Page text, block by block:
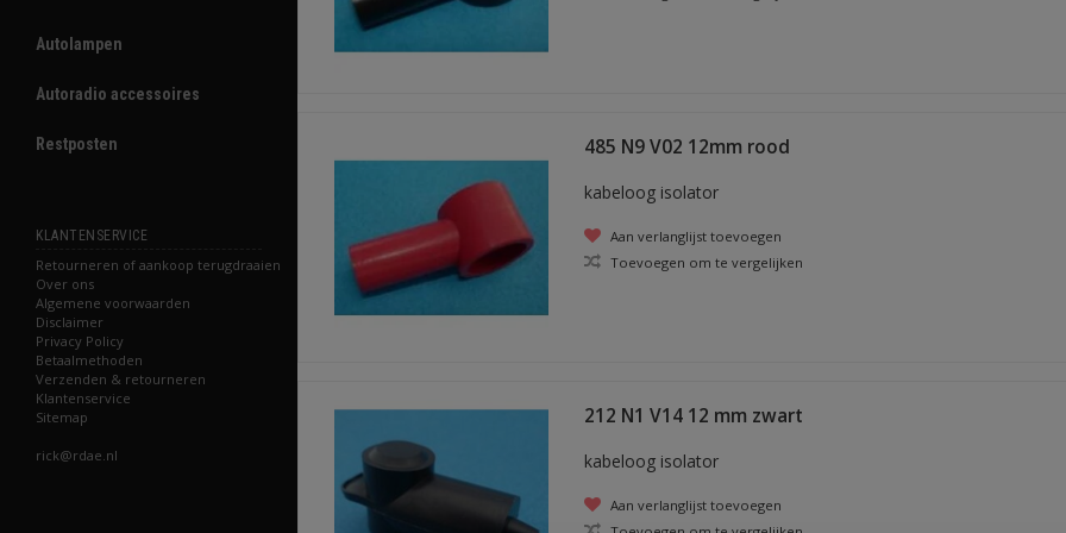
Autolampen
Autoradio accessoires
Restposten
KLANTENSERVICE
Retourneren of aankoop terugdraaien
Over ons
Algemene voorwaarden
Disclaimer
Privacy Policy
Betaalmethoden
Verzenden & retourneren
Klantenservice
Sitemap
rick@rdae.nl
485 N9 V02 12mm rood
kabeloog isolator
Aan verlanglijst toevoegen
Toevoegen om te vergelijken
212 N1 V14 12 mm zwart
kabeloog isolator
Aan verlanglijst toevoegen